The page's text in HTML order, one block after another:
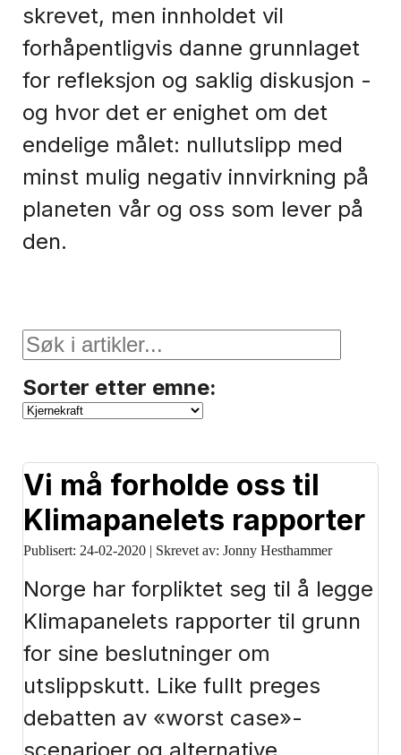
skrevet, men innholdet vil
forhåpentligvis danne grunnlaget
for refleksjon og saklig diskusjon -
og hvor det er enighet om det
endelige målet: nullutslipp med
minst mulig negativ innvirkning på
planeten vår og oss som lever på
den.
Sorter etter emne:
Vi må forholde oss til
Klimapanelets rapporter
Publisert: 24-02-2020 | Skrevet av: Jonny Hesthammer
Norge har forpliktet seg til å legge
Klimapanelets rapporter til grunn
for sine beslutninger om
utslippskutt. Like fullt preges
debatten av «worst case»-